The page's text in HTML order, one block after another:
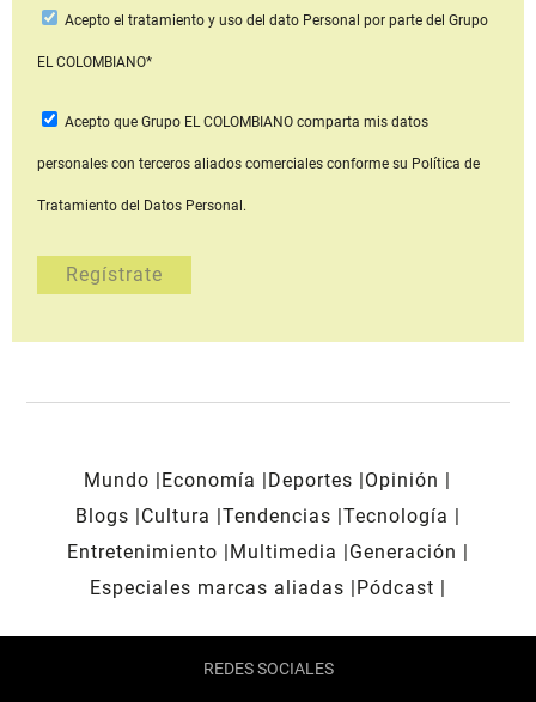
Acepto el tratamiento y uso del dato Personal por parte del Grupo
EL COLOMBIANO*
Acepto que Grupo EL COLOMBIANOcomparta mis datos
personales con terceros aliados comerciales conforme su Política de
Tratamiento del Datos Personal.
Mundo Economía Deportes
Opinión
Blogs
Cultura Tendencias Tecnología
Entretenimiento
Multimedia
Generación
Especiales marcas aliadas
Pódcast
REDES SOCIALES